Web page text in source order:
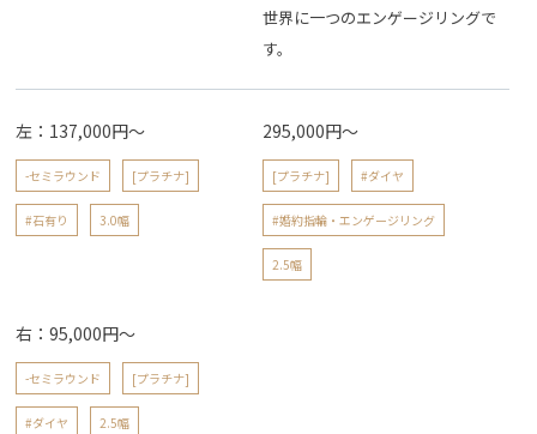
左：137,000円～
-セミラウンド [プラチナ]
#石有り 3.0幅
右：95,000円～
-セミラウンド [プラチナ]
#ダイヤ 2.5幅
世界に一つのエンゲージリングで
す。
295,000円～
[プラチナ] #ダイヤ
#婚約指輪・エンゲージリング
2.5幅